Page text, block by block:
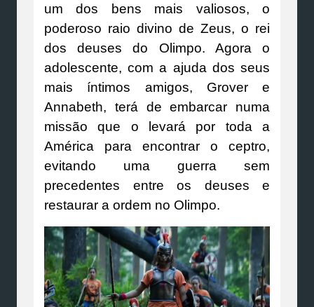
um dos bens mais valiosos, o
poderoso raio divino de Zeus, o rei
dos deuses do Olimpo. Agora o
adolescente, com a ajuda dos seus
mais íntimos amigos, Grover e
Annabeth, terá de embarcar numa
missão que o levará por toda a
América para encontrar o ceptro,
evitando uma guerra sem
precedentes entre os deuses e
restaurar a ordem no Olimpo.